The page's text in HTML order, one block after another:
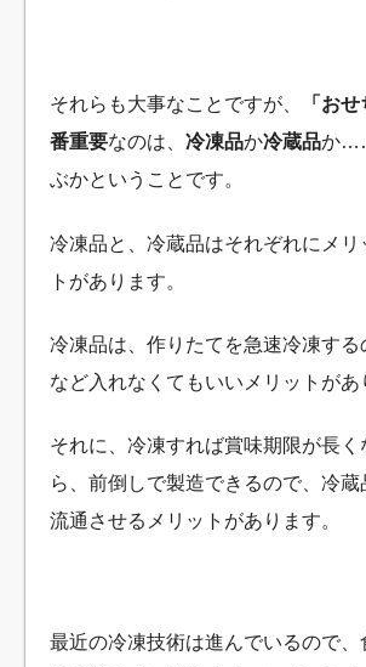
それらも大事なことですが、
「お
番重要なのは、 冷凍品か冷蔵品か
ぶかということです。
冷凍品と、冷蔵品はそれぞれにメリ
トがあります。
冷凍品は、作りたてを急速冷凍する
など入れなくてもいいメリットがあ
それに、冷凍すれば賞味期限が長く
ら、前倒しで製造できるので、冷蔵
流通させるメリットがあります。
最近の冷凍技術は進んでいるので、